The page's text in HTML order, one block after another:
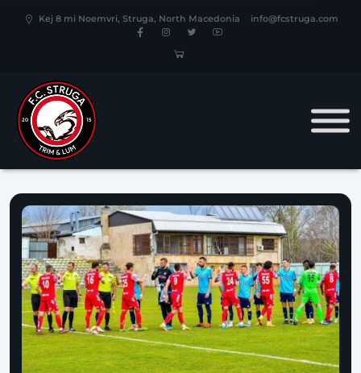
Kej 8 mi Noemvri, Struga, North Macedonia info@fcstruga.com